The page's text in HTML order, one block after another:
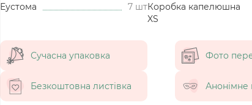
Еустома 7 штКоробка капелюшна
XS
Сучасна упаковка Фото
Безкоштовна листівка Анонімне